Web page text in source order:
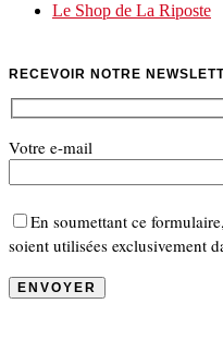
Le Shop de La Riposte
RECEVOIR NOTRE
Votre e-mail
En soumettant ce
soient utilisées exclusivement